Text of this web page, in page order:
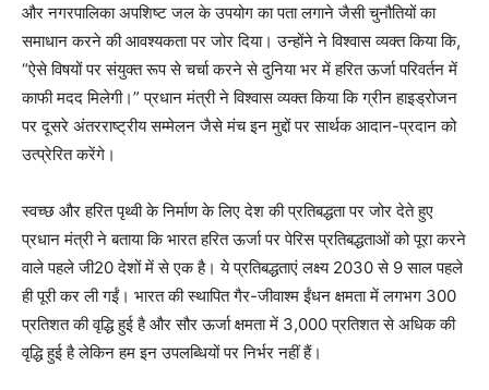
और नगरपालिका अपशिष्ट जल के उपयोग का पता लगाने जैसी चुनौतियों का
समाधान करने की आवश्यकता पर जोर दिया। उन्होंने ने विश्वास व्यक्त किया कि,
“ऐसे विषयों पर संयुक्त रूप से चर्चा करने से दुनिया भर में हरित ऊर्जा परिवर्तन में
काफी मदद मिलेगी।” प्रधान मंत्री ने विश्वास व्यक्त किया कि ग्रीन हाइड्रोजन
पर दूसरे अंतरराष्ट्रीय सम्मेलन जैसे मंच इन मुद्दों पर सार्थक आदान-प्रदान को
उत्प्रेरित करेंगे।
स्वच्छ और हरित पृथ्वी के निर्माण के लिए देश की प्रतिबद्धता पर जोर देते हुए
प्रधान मंत्री ने बताया कि भारत हरित ऊर्जा पर पेरिस प्रतिबद्धताओं को पूरा करने
वाले पहले जी20 देशों में से एक है। ये प्रतिबद्धताएं लक्ष्य 2030 से 9 साल पहले
ही पूरी कर ली गईं। भारत की स्थापित गैर-जीवाश्म ईंधन क्षमता में लगभग 300
प्रतिशत की वृद्धि हुई है और सौर ऊर्जा क्षमता में 3,000 प्रतिशत से अधिक की
वृद्धि हुई है लेकिन हम इन उपलब्धियों पर निर्भर नहीं हैं।